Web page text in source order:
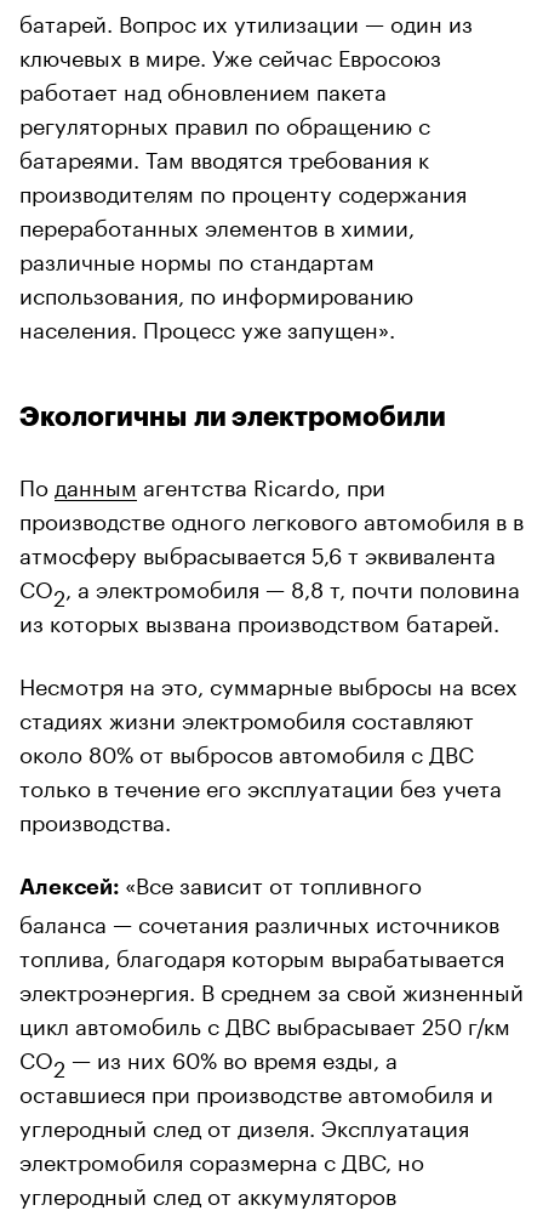
батарей. Вопрос их утилизации — один из
ключевых в мире. Уже сейчас Евросоюз
работает над обновлением пакета
регуляторных правил по обращению с
батареями. Там вводятся требования к
производителям по проценту содержания
переработанных элементов в химии,
различные нормы по стандартам
использования, по информированию
населения. Процесс уже запущен».
Экологичны ли электромобили
По данным агентства Ricardo, при
производстве одного легкового автомобиля в в
атмосферу выбрасывается 5,6 т эквивалента
СО2 , а электромобиля — 8,8 т, почти половина
из которых вызвана производством батарей.
Несмотря на это, суммарные выбросы на всех
стадиях жизни электромобиля составляют
около 80% от выбросов автомобиля с ДВС
только в течение его эксплуатации без учета
производства.
Алексей: «Все зависит от топливного
баланса — сочетания различных источников
топлива, благодаря которым вырабатывается
электроэнергия. В среднем за свой жизненный
цикл автомобиль с ДВС выбрасывает 250 г/км
CO2 — из них 60% во время езды, а
оставшиеся при производстве автомобиля и
углеродный след от дизеля. Эксплуатация
электромобиля соразмерна с ДВС, но
углеродный след от аккумуляторов